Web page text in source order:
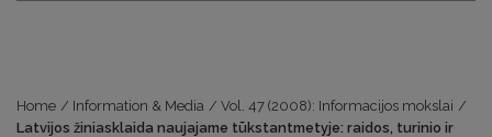
Home / Information & Media / Vol. 47 (2008): Informacijos mokslai /
Latvijos žiniasklaida naujajame tūkstantmetyje: raidos, turinio ir